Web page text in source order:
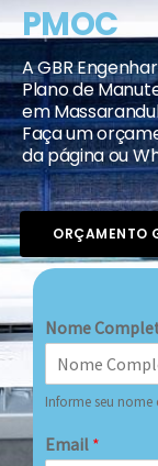
PMOC
A GBR
Plano de
em
Faça um
da página ou
ORÇAMENTO
Nome
Informe seu
Email *